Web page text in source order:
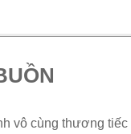
vô cùng thương tiếc